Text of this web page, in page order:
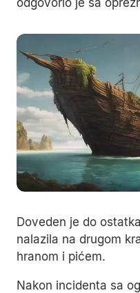
odgovorio je sa
Doveden je do
nalazila na drugom
hranom i pićem.
Nakon incidenta sa